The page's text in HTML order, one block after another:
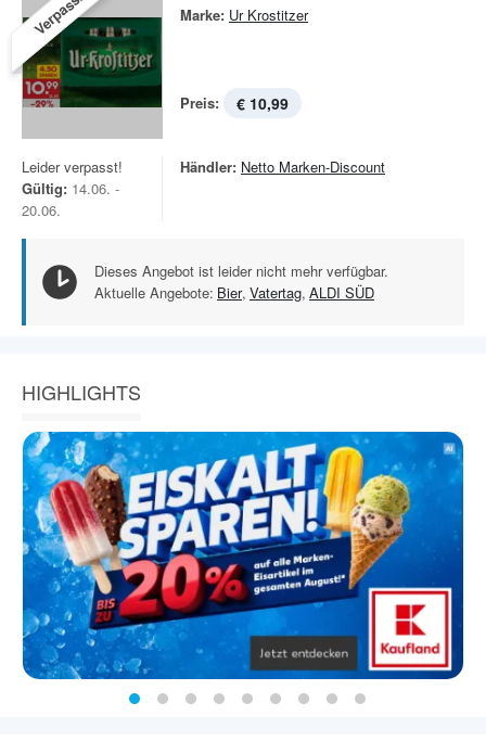
Verpasst! Marke: Ur Krostitzer
Preis: € 10,99
Leider verpasst!
Gültig: 14.06. -
20.06.
Händler: Netto Marken-Discount
Dieses Angebot ist leider nicht mehr verfügbar.
Aktuelle Angebote: Bier, Vatertag, ALDI SÜD
HIGHLIGHTS